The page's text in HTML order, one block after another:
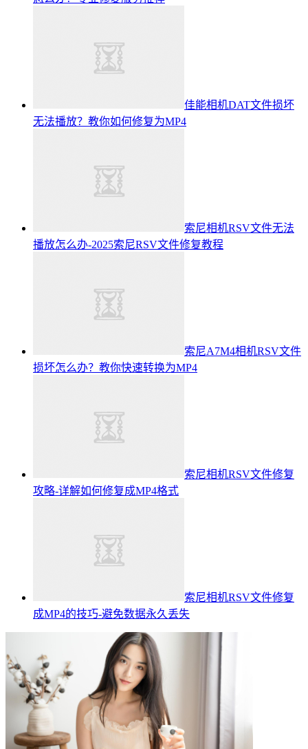
佳能相机DAT文件损坏
无法播放？教你如何修复为MP4
索尼相机RSV文件无法
播放怎么办-2025索尼RSV文件修复教程
索尼A7M4相机RSV文件
损坏怎么办？教你快速转换为MP4
索尼相机RSV文件修复
攻略-详解如何修复成MP4格式
索尼相机RSV文件修复
成MP4的技巧-避免数据永久丢失